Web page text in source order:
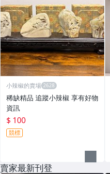
小辣椒的賣場
稀缺精品 追蹤小辣椒 享有好物
資訊
$ 100
競標
賣家最新刊登